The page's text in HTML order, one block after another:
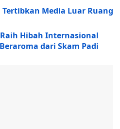
Media Luar Ruang
Hibah Internasional
dari Skam Padi